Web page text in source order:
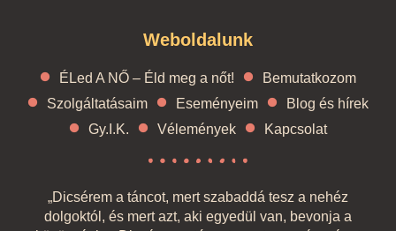
Weboldalunk
ÉLed A NŐ – Éld meg a nőt!
Bemutatkozom
Szolgáltatásaim
Eseményeim
Blog és hírek
Gy.I.K.
Vélemények Kapcsolat
„Dicsérem a táncot, mert szabaddá tesz a nehéz
dolgoktól, és mert azt, aki egyedül van, bevonja a